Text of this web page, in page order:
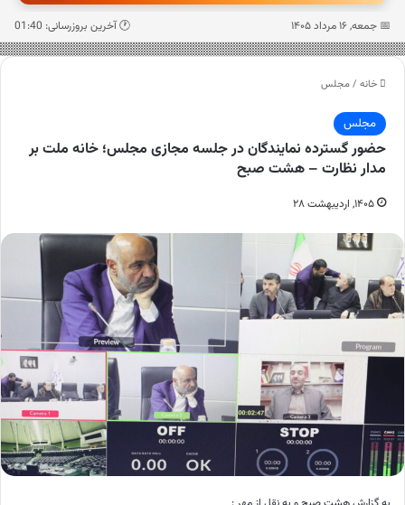
📅 جمعه, ۱۶ مرداد ۱۴۰۵ 🕐 آخرین بروزرسانی: 01:40
خانه /مجلس
مجلس
حضور گسترده نمایندگان در جلسه مجازی مجلس؛ خانه ملت بر
مدار نظارت – هشت صبح
۱۴۰۵, اردیبهشت ۲۸